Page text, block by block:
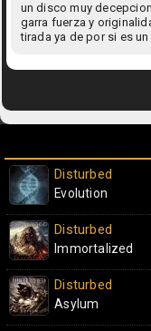
un disco muy
garra fuerza y
tirada ya de por si es
Disturbed
Evolution
Disturbed
Immortalized
Disturbed
Asylum